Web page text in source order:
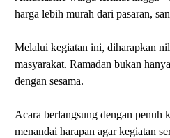
harga lebih murah dari pasaran,
Melalui kegiatan ini, diharapkan
masyarakat. Ramadan bukan
dengan sesama.
Acara berlangsung dengan penuh
menandai harapan agar kegiatan